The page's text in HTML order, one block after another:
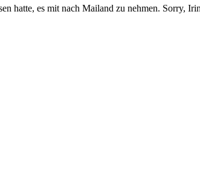
hatte, es mit nach Mailand zu nehmen. Sorry,